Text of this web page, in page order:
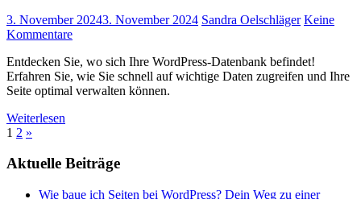
3. November 20243. November 2024 Sandra Oelschläger Keine
Kommentare
Entdecken Sie, wo sich Ihre WordPress-Datenbank befindet!
Erfahren Sie, wie Sie schnell auf wichtige Daten zugreifen und Ihre
Seite optimal verwalten können.
Weiterlesen
Seitennummerierung
der
1 2 Nächste
»
Aktuelle Beiträge
Wie baue ich Seiten bei WordPress? Dein Weg zu einer